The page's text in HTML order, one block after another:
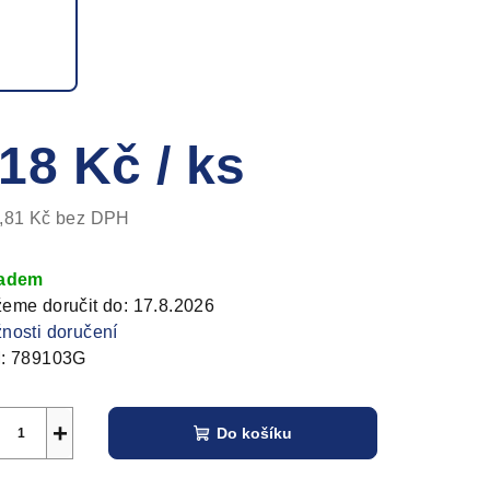
Kč / ks
Kč bez DPH
doručit do: 17.8.2026
doručení
789103G
+ Do košíku